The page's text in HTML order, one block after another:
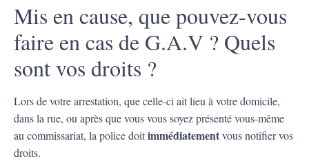
Mis en cause, que pouvez-vous
faire en cas de G.A.V ? Quels
sont vos droits ?
Lors de votre arrestation, que celle-ci ait lieu à votre domicile,
dans la rue, ou après que vous vous soyez présenté vous-même
au commissariat, la police doitimmédiatementvous notifier vos
droits.